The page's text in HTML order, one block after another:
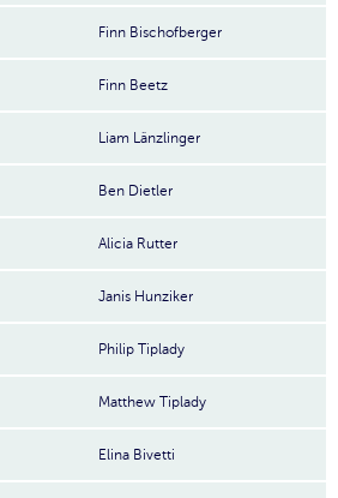
Finn Bischofberger
Finn Beetz
Liam Länzlinger
Ben Dietler
Alicia Rutter
Janis Hunziker
Philip Tiplady
Matthew Tiplady
Elina Bivetti